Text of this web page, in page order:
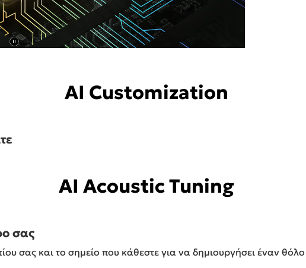
AI Customization
AI Acoustic Tuning
σας
σας και το σημείο που κάθεστε για να δημιουργήσει έναν